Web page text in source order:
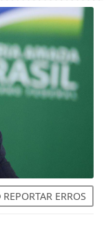
REPORTAR ERROS